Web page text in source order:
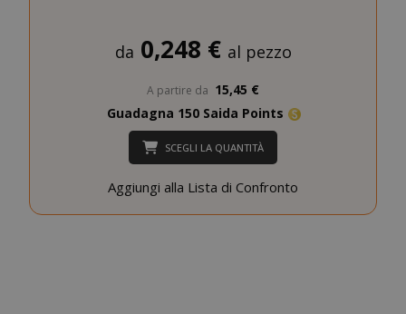
da 0,248 € al pezzo
A partire da 15,45 €
Guadagna 150 Saida Points
SCEGLI LA QUANTITÀ
Aggiungi alla Lista di Confronto
SADEVSESSID
_GRECAPTCHA